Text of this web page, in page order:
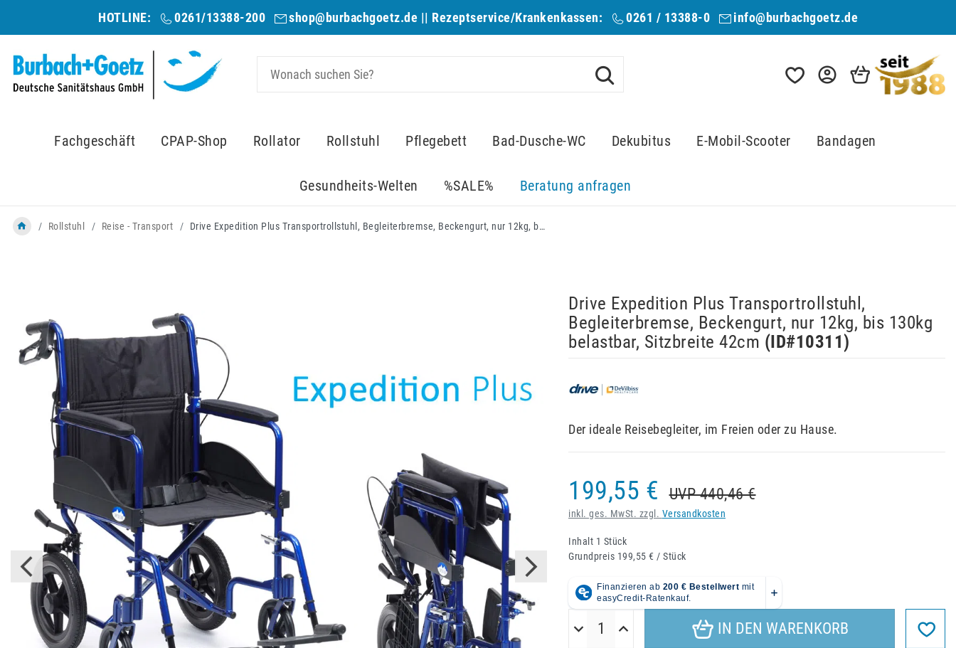
HOTLINE: 0261/13388-200 shop@burbachgoetz.de || Rezeptservice/Krankenkassen: 0261 / 13388-0 info@burbachgoetz.de
Fachgeschäft CPAP-Shop Rollator Rollstuhl Pflegebett Bad-Dusche-WC Dekubitus E-Mobil-Scooter Bandagen
Gesundheits-Welten %SALE% Beratung anfragen
Rollstuhl Reise - Transport Drive Expedition Plus Transportrollstuhl, Begleiterbremse, Beckengurt, nur 12kg, bis 130kg belastbar, Sitzbreite 42cm
Drive Expedition Plus Transportrollstuhl,
Begleiterbremse, Beckengurt, nur 12kg, bis 130kg
belastbar, Sitzbreite 42cm (ID#10311)
Der ideale Reisebegleiter, im Freien oder zu Hause.
199,55 € UVP 440,46 €
inkl. ges. MwSt. zzgl. Versandkosten
Inhalt 1 Stück
Grundpreis 199,55 € / Stück
IN DEN WARENKORB